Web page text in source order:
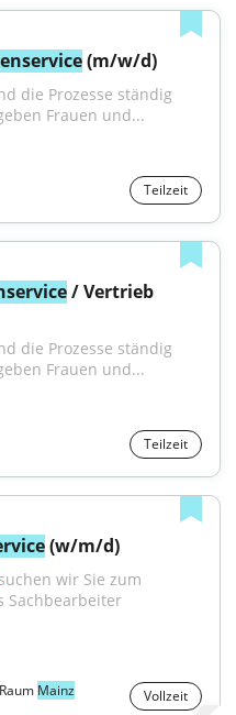
(m/w/d)
die Prozesse ständig
Frauen und...
Teilzeit
/ Vertrieb
die Prozesse ständig
Frauen und...
Teilzeit
(w/m/d)
suchen wir Sie zum
Mainz Vollzeit